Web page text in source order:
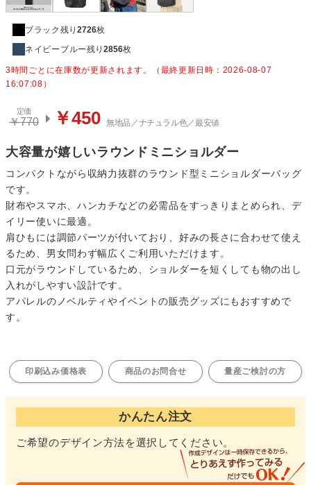
かんたん注文
ご希望のデザイン方法を選択してください。
ブラック 残り 2726枚
ネイビーブルー残り 2856枚
3時間ごとに在庫数が更新されます。（最終更新日時：2026-08-07
16:07:08）
定価
￥770 ￥450 無地品／ナチュラル色／最安値
印刷込み価格表 商品のお問合せ 量産ご検討の方
大容量が嬉しいラウンドミニショルダー
コンパクトながら収納力抜群のラウンド型ミニショルダーバッグ
です。
財布やスマホ、ハンカチなどの必需品をすっきりまとめられ、デ
イリー使いに最適。
肩ひもには調節パーツが付いており、好みの長さに合わせて使え
るため、男女問わず幅広くご利用いただけます。
口元がラウンドしているため、ショルダーを短くしても物の出し
入れがしやすい設計です。
アパレルのノベルティやイベントの販売グッズにもおすすめで
す。